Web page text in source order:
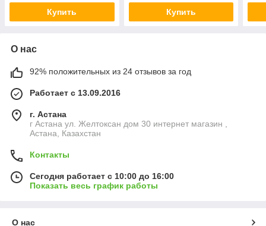
Купить Купить
О нас
92% положительных из 24 отзывов за год
Работает с 13.09.2016
г. Астана
г Астана ул. Желтоксан дом 30 интернет магазин ,
Астана, Казахстан
Контакты
Сегодня работает с 10:00 до 16:00
Показать весь график работы
О нас